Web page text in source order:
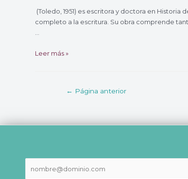
(Toledo, 1951) es escritora y doctora en
completo a la escritura. Su obra comprende
Pedraza,
Leer más »
Paginación
← Página anterior